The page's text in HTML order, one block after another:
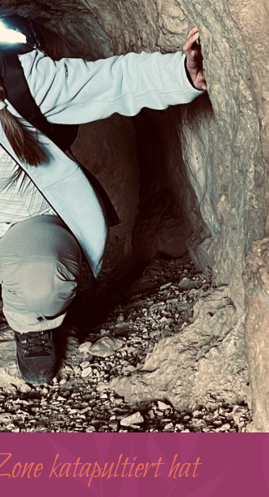
katapultiert hat